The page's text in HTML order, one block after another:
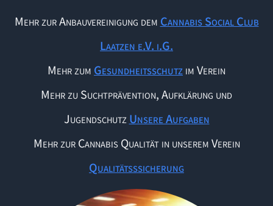
Mehr zur Anbauvereinigung dem Cannabis Social Club
Laatzen e.V. i.G.
Mehr zum Gesundheitsschutzim Verein
Mehr zu Suchtprävention, Aufklärung und
JugendschutzUnsere Aufgaben
Mehr zur Cannabis Qualität in unserem Verein
Qualitätsssicherung